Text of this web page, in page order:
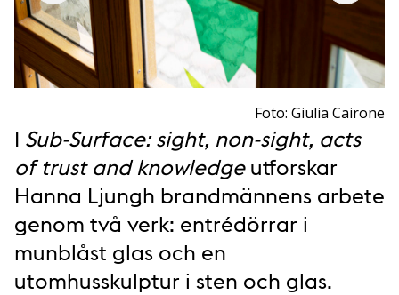
Foto: Giulia Cairone
I Sub-Surface: sight, non-sight, acts
of trust and knowledgeutforskar
Hanna Ljungh brandmännens arbete
genom två verk: entrédörrar i
munblåst glas och en
utomhusskulptur i sten och glas.